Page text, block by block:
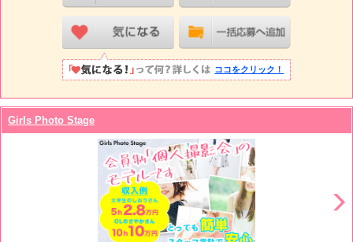
ココをクリック！
Girls Photo Stage